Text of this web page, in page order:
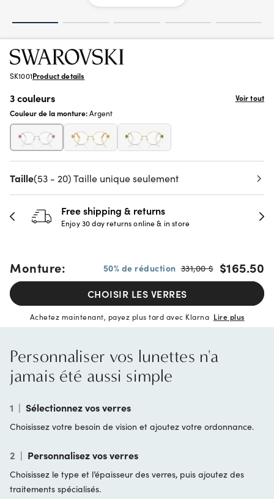
SK1001Product details
3 couleurs
Voir tout
Couleur de la monture:Argent
Taille(53 - 20) Taille unique seulement
Free shipping & returns
Enjoy 30 day returns online & in store
Monture: 50% de réduction 331,00 $ $165.50
CHOISIR LES VERRES
Achetez maintenant, payez plus tard avec Klarna Lire plus
Personnaliser vos lunettes n'a
jamais été aussi simple
1 | Sélectionnez vos verres
Choisissez votre besoin de vision et ajoutez votre ordonnance.
2 | Personnalisez vos verres
Choisissez le type et l’épaisseur des verres, puis ajoutez des
traitements spécialisés.